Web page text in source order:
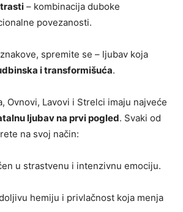
– kombinacija duboke
povezanosti.
spremite se – ljubav koja
i transformišuća.
Ovnovi, Lavovi i Strelci imaju najveće
ljubav na prvi pogled. Svaki od
na svoj način:
u strastvenu i intenzivnu emociju.
hemiju i privlačnost koja menja